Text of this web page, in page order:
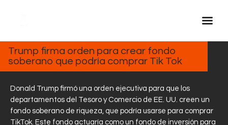
Inicio Real FM
En Vivo
Descarga La APP
4, 2025
Trump firma orden para crear fondo
soberano que podría comprar Tik Tok
Donald Trump firmó una orden ejecutiva para que los
departamentos del Tesoro y Comercio de EE. UU. creen un
fondo soberano de riqueza, que podría usarse para comprar
TikTok. Este fondo actuaría como un fondo de inversión para